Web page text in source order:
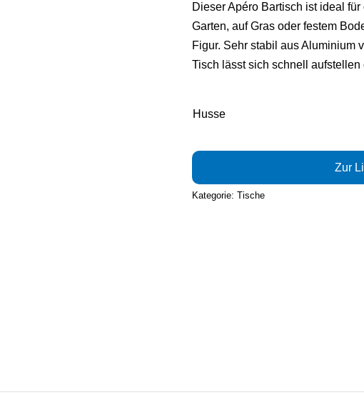
Dieser Apéro Bartisch ist ideal
Garten, auf Gras oder festem
Figur. Sehr stabil aus Aluminium
Tisch lässt sich schnell
Husse
Zur
Kategorie: Tische